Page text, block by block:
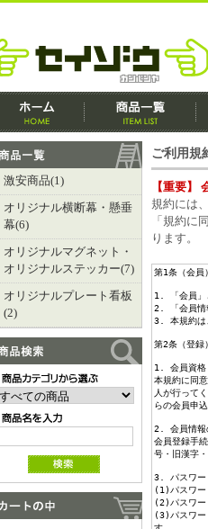
激安商品(1)
オリジナル横断幕・懸垂
幕(6)
オリジナルマグネット・
オリジナルステッカー(7)
オリジナルプレート看板
(2)
ご利用規
【重要】
規約には
「規約に
ります。